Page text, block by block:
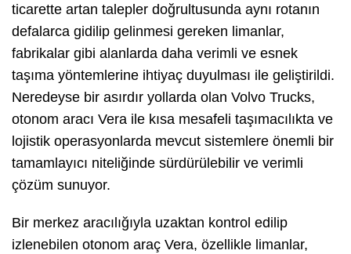
ticarette artan talepler doğrultusunda aynı rotanın
defalarca gidilip gelinmesi gereken limanlar,
fabrikalar gibi alanlarda daha verimli ve esnek
taşıma yöntemlerine ihtiyaç duyulması ile geliştirildi.
Neredeyse bir asırdır yollarda olan Volvo Trucks,
otonom aracı Vera ile kısa mesafeli taşımacılıkta ve
lojistik operasyonlarda mevcut sistemlere önemli bir
tamamlayıcı niteliğinde sürdürülebilir ve verimli
çözüm sunuyor.
Bir merkez aracılığıyla uzaktan kontrol edilip
izlenebilen otonom araç Vera, özellikle limanlar,